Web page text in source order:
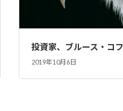
投資家、ブルース・コ
2019年10月6日